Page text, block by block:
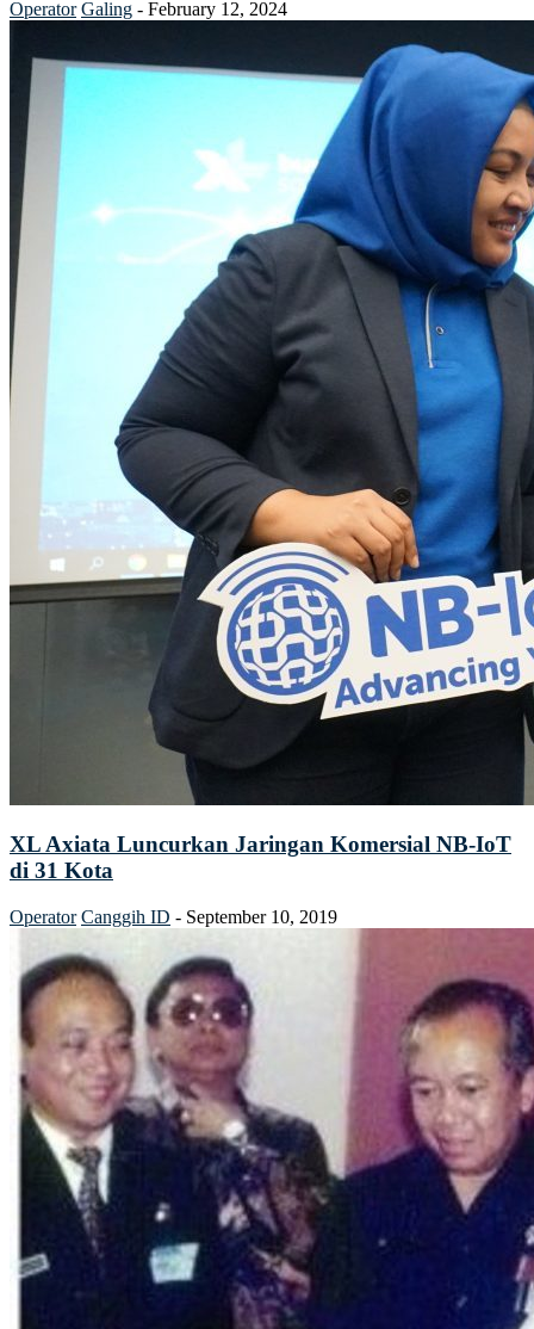
Operator Galing - February 12, 2024
XL Axiata Luncurkan Jaringan Komersial NB-IoT
di 31 Kota
Operator Canggih ID - September 10, 2019